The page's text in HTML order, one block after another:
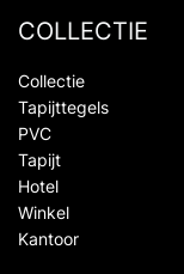
COLLECTIE
Collectie
Tapijttegels
PVC
Tapijt
Hotel
Winkel
Kantoor